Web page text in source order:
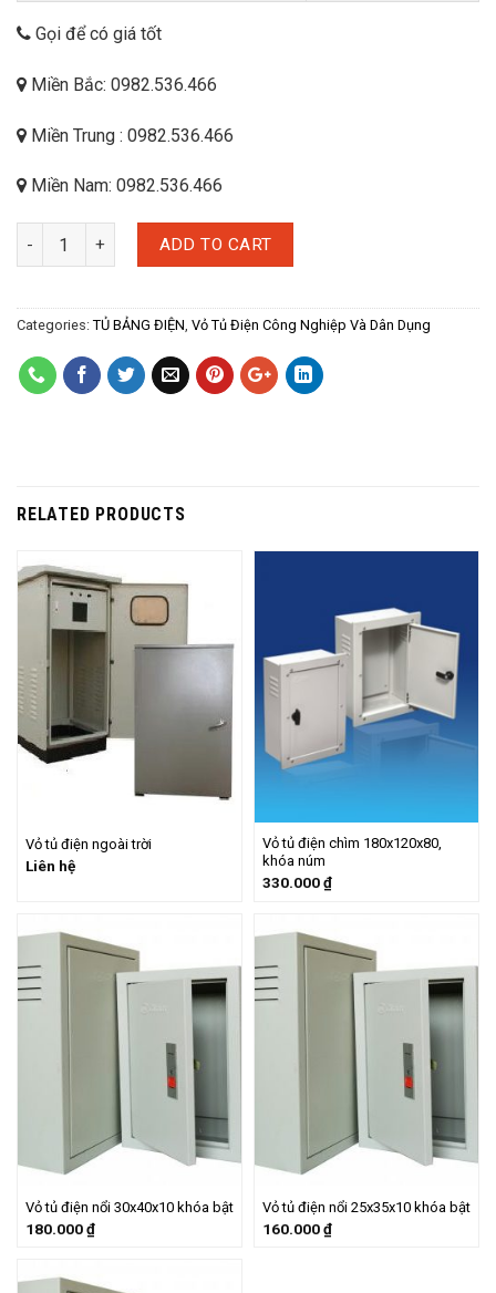
Gọi để có giá tốt
Miền Bắc: 0982.536.466
Miền Trung : 0982.536.466
Miền Nam: 0982.536.466
ADD TO CART
Categories: TỦ BẢNG ĐIỆN Vỏ Tủ Điện Công Nghiệp Và Dân Dụng
RELATED PRODUCTS
Vỏ tủ điện ngoài trời
Liên hệ
Vỏ tủ điện chìm 180x120x80,
khóa núm
330.000₫
Vỏ tủ điện nổi 30x40x10 khóa bật
180.000₫
Vỏ tủ điện nổi 25x35x10 khóa bật
160.000₫